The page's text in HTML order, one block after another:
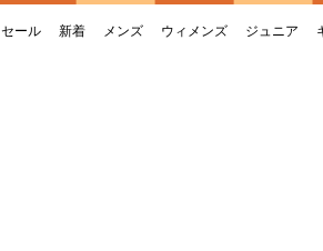
セール 新着 メンズ ウィメンズ ジュニア